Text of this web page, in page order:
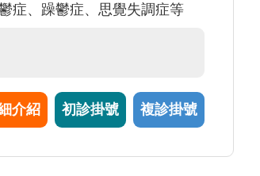
症、躁鬱症、思覺失調症等
介紹 初診掛號 複診掛號